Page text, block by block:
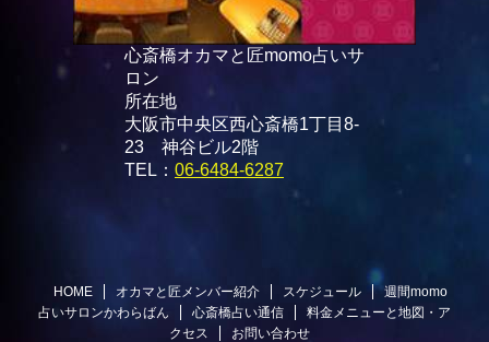
心斎橋オカマと匠momo占いサ
ロン
所在地
大阪市中央区西心斎橋1丁目8-
23 神谷ビル2階
TEL： 06-6484-6287
HOME オカマと匠メンバー紹介 スケジュール
週間momo
占いサロンかわらばん
心斎橋占い通信
料金メニューと地図・ア
クセス
お問い合わせ